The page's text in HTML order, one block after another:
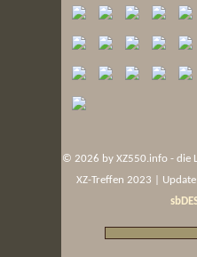
© 2026 by XZ550.info - die
XZ-Treffen 2023 |